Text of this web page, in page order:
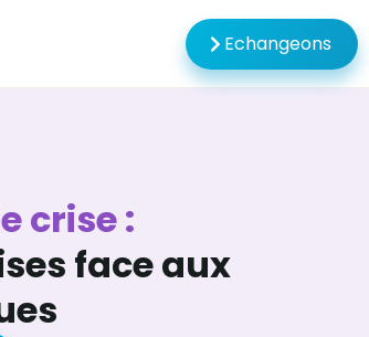
Echangeons
crise :
face aux